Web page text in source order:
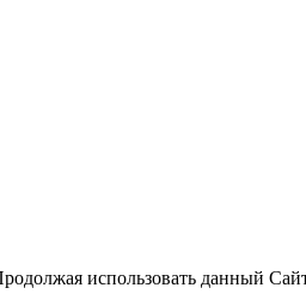
использовать данный